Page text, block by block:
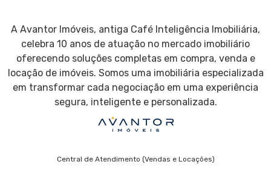
A Avantor Imóveis, antiga Café Inteligência Imobiliária,
celebra 10 anos de atuação no mercado imobiliário
oferecendo soluções completas em compra, venda e
locação de imóveis. Somos uma imobiliária especializada
em transformar cada negociação em uma experiência
segura, inteligente e personalizada.
Central de Atendimento (Vendas e Locações)